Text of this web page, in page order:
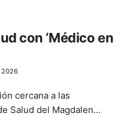
con ‘Médico en
2026
cercana a las
Salud del Magdalen...